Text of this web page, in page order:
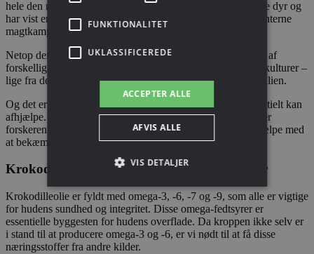
hele den naturlige verden. De er blandt de ældste nulevende dyr og
har vist en unik evne til at hele åbne og betændte sår efter interne
magtkampe.
Netop derfor er krokodilleolie blevet brugt som behandling af
forskellige hudlidelser i mange hundrede år og på tværs af kulturer –
lige fra det gamle Egypten til Sydamerika, Afrika og Australien.
Og det er ikke kun hudproblemer, som krokodilleolie potentielt kan
afhjælpe. I en dokumentar fraNational Geographic
fortæller
forskeren Adam Britton, at krokodilleblod muligvis kan hjælpe med
at bekæmpe alvorlige bakterier såsom MRSA-infektioner.
Krokodilleolie er et antioxidantisk kraftcenter
Krokodilleolie er fyldt med omega-3, -6, -7 og -9, som alle er vigtige
for hudens sundhed og integritet. Disse omega-fedtsyrer er
essentielle byggesten for hudens overflade. Da kroppen ikke selv er
i stand til at producere omega-3 og -6, er vi nødt til at få disse
næringsstoffer fra andre kilder.
FUNKTIONALITET
UKLASSIFICEREDE
ACCEPTER ALLE
AFVIS ALLE
VIS DETALJER